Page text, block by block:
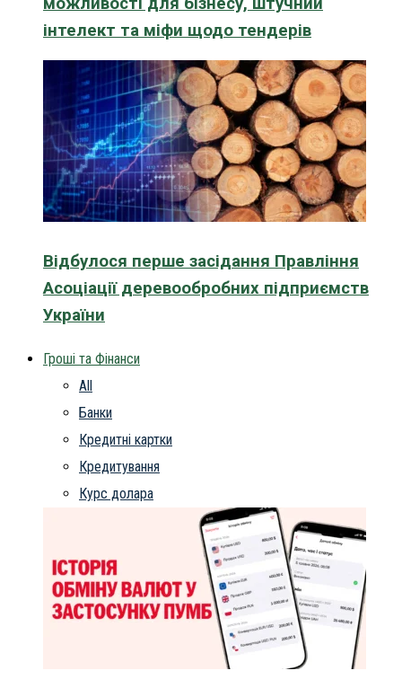
інтелект та міфи щодо тендерів
Відбулося перше засідання Правління
Асоціації деревообробних підприємств
України
Гроші та Фінанси
All
Банки
Кредитні картки
Кредитування
Курс долара